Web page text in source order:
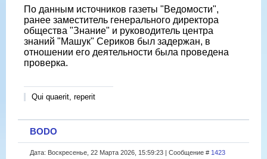
По данным источников газеты "Ведомости",
ранее заместитель генерального директора
общества "Знание" и руководитель центра
знаний "Машук" Сериков был задержан, в
отношении его деятельности была проведена
проверка.
Qui quaerit, reperit
BODO
Дата: Воскресенье, 22 Марта 2026, 15:59:23 | Сообщение # 1423